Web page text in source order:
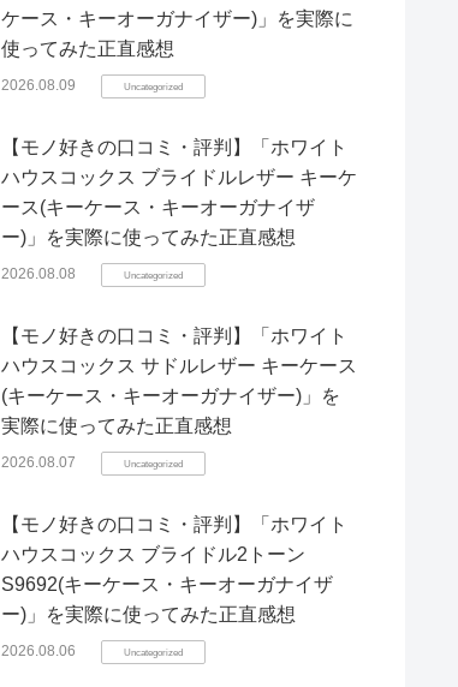
ケース・キーオーガナイザー)」を実際に
使ってみた正直感想
2026.08.09 Uncategorized
【モノ好きの口コミ・評判】「ホワイト
ハウスコックス ブライドルレザー キーケ
ース(キーケース・キーオーガナイザ
ー)」を実際に使ってみた正直感想
2026.08.08 Uncategorized
【モノ好きの口コミ・評判】「ホワイト
ハウスコックス サドルレザー キーケース
(キーケース・キーオーガナイザー)」を
実際に使ってみた正直感想
2026.08.07 Uncategorized
【モノ好きの口コミ・評判】「ホワイト
ハウスコックス ブライドル2トーン
S9692(キーケース・キーオーガナイザ
ー)」を実際に使ってみた正直感想
2026.08.06 Uncategorized